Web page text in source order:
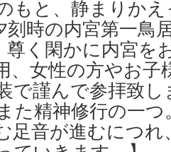
もと、静まりか
時の内宮第一鳥
く閑かに内宮を
、女性の方やお
で謹んで参拝致
た精神修行の一
足音が進むにつ